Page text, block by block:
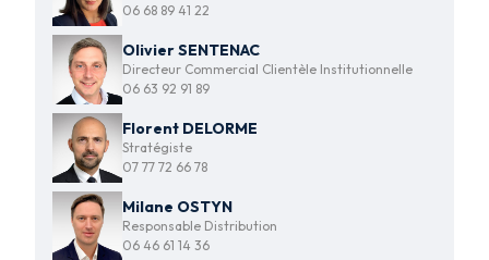
06 68 89 41 22
Olivier SENTENAC
Directeur Commercial Clientèle Institutionnelle
06 63 92 91 89
Florent DELORME
Stratégiste
07 77 72 66 78
Milane OSTYN
Responsable Distribution
06 46 61 14 36